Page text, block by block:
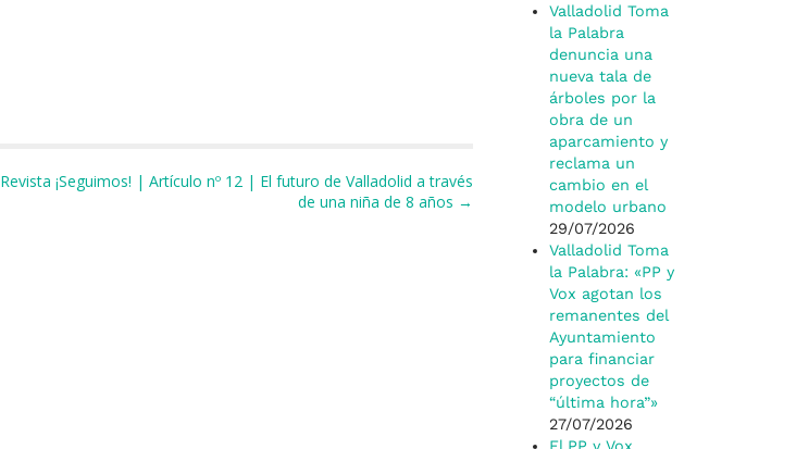
Revista ¡Seguimos! | Artículo nº 12 | El futuro de Valladolid a través
de una niña de 8 años →
Valladolid Toma
la Palabra
denuncia una
nueva tala de
árboles por la
obra de un
aparcamiento y
reclama un
cambio en el
modelo urbano
29/07/2026
Valladolid Toma
la Palabra: «PP y
Vox agotan los
remanentes del
Ayuntamiento
para financiar
proyectos de
“última hora”»
27/07/2026